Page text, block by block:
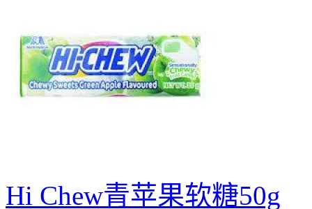
Hi Chew青苹果软糖50g